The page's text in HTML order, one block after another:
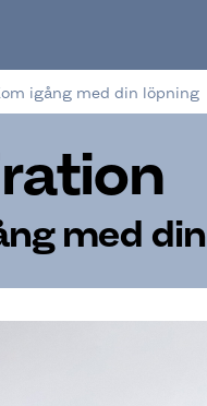
igång med din löpning
med